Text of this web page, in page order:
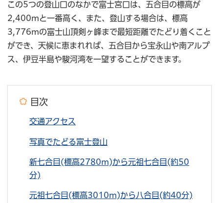
この5つの登山口のなかで富士宮口は、五合目の標高が
2,400mと一番高く、また、登山する場合は、標高
3,776mの富士山頂剣ヶ峰まで最短距離でたどり着くこと
ができ、天候に恵まれれば、五合目から宝永山や南アルプ
ス、伊豆半島や駿河湾を一望することができます。
目次
交通アクセス
写真でたどる富士登山
新七合目(標高2780m)から元祖七合目(約50
分)
元祖七合目(標高3010m)から八合目(約40分)